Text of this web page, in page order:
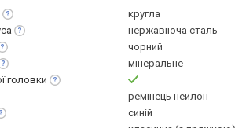
кругла
нержавіюча сталь
чорний
мінеральне
головки
ремінець нейлон
синій